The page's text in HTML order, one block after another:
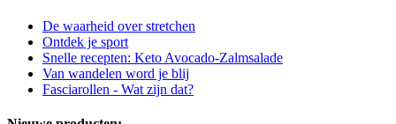
De waarheid over stretchen
Ontdek je sport
Snelle recepten: Keto Avocado-Zalmsalade
Van wandelen word je blij
Fasciarollen - Wat zijn dat?